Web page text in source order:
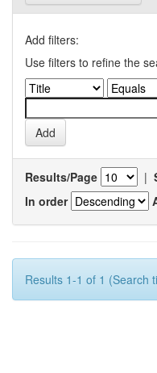
Add filters:
Use filters to refine the
Results/Page |
In order
Results 1-1 of 1 (Search